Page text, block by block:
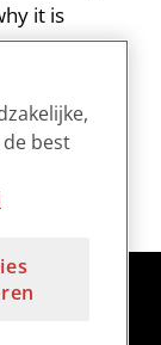
it is
to
best